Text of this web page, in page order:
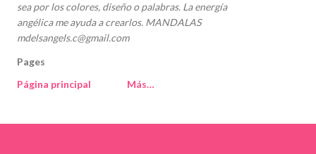
sea por los colores, diseño o palabras. La energía
angélica me ayuda a crearlos. MANDALAS
mdelsangels.c@gmail.com
Pages
Página principal
Más…